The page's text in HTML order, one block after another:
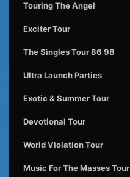
Touring The Angel
Exciter Tour
The Singles Tour 86 98
Ultra Launch Parties
Exotic & Summer Tour
Devotional Tour
World Violation Tour
Music For The Masses Tour